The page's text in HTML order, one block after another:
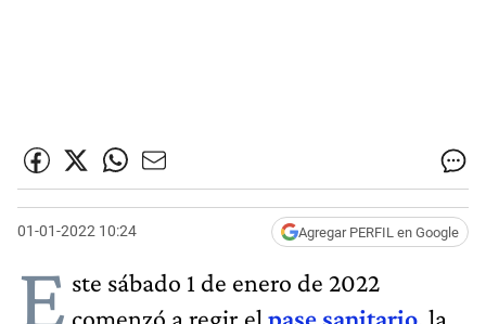
01-01-2022 10:24 Agregar PERFIL en Google
E ste sábado 1 de enero de 2022
comenzó a regir el pase sanitario, la